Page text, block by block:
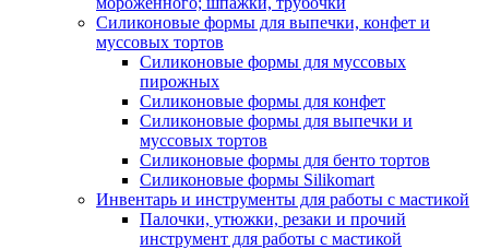
Силиконовые формы для выпечки, конфет и
муссовых тортов
Силиконовые формы для муссовых
пирожных
Силиконовые формы для конфет
Силиконовые формы для выпечки и
муссовых тортов
Силиконовые формы для бенто тортов
Силиконовые формы Silikomart
Инвентарь и инструменты для работы с мастикой
Палочки, утюжки, резаки и прочий
инструмент для работы с мастикой